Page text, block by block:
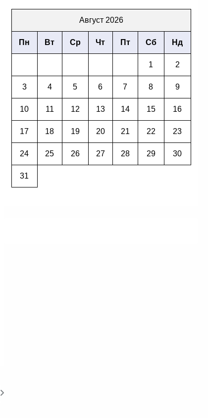
Август 2026
Пн Вт Ср Чт Пт Сб Нд
1 2
3 4 5 6 7 8 9
10 11 12 13 14 15 16
17 18 19 20 21 22 23
24 25 26 27 28 29 30
31